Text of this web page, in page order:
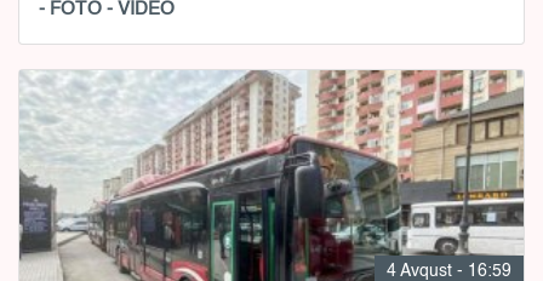
- FOTO - VİDEO
4 Avqust - 16:59